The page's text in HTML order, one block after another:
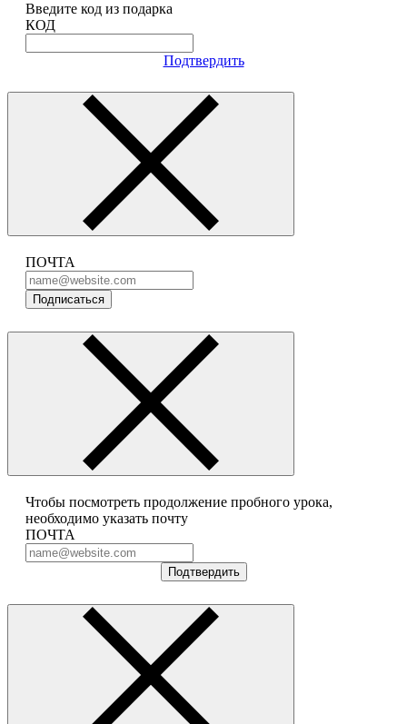
Введите код из подарка
КОД
Подтвердить
ПОЧТА
Подписаться
Чтобы посмотреть продолжение пробного урока,
необходимо указать почту
ПОЧТА
Подтвердить